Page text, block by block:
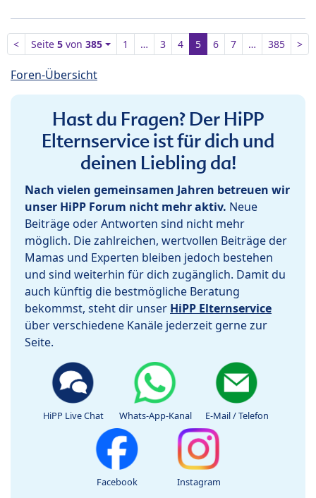
< Seite5 von385 1 … 3 4 5 6 7 … 385 >
Foren-Übersicht
Hast du Fragen? Der HiPP
Elternservice ist für dich und
deinen Liebling da!
Nach vielen gemeinsamen Jahren betreuen wir
unser HiPP Forum nicht mehr aktiv. Neue
Beiträge oder Antworten sind nicht mehr
möglich. Die zahlreichen, wertvollen Beiträge der
Mamas und Experten bleiben jedoch bestehen
und sind weiterhin für dich zugänglich. Damit du
auch künftig die bestmögliche Beratung
bekommst, steht dir unser HiPP Elternservice
über verschiedene Kanäle jederzeit gerne zur
Seite.
HiPP Live Chat Whats-App-Kanal E-Mail / Telefon
Facebook Instagram